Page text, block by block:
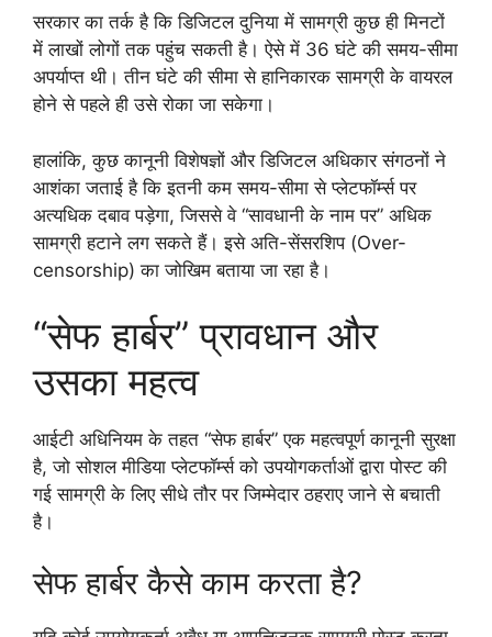
सरकार का तर्क है कि डिजिटल दुनिया में सामग्री कुछ ही मिनटों
में लाखों लोगों तक पहुंच सकती है। ऐसे में 36 घंटे की समय-सीमा
अपर्याप्त थी। तीन घंटे की सीमा से हानिकारक सामग्री के वायरल
होने से पहले ही उसे रोका जा सकेगा।
हालांकि, कुछ कानूनी विशेषज्ञों और डिजिटल अधिकार संगठनों ने
आशंका जताई है कि इतनी कम समय-सीमा से प्लेटफॉर्म्स पर
अत्यधिक दबाव पड़ेगा, जिससे वे “सावधानी के नाम पर” अधिक
सामग्री हटाने लग सकते हैं। इसे अति-सेंसरशिप (Over-
censorship) का जोखिम बताया जा रहा है।
“सेफ हार्बर” प्रावधान और
उसका महत्व
आईटी अधिनियम के तहत “सेफ हार्बर” एक महत्वपूर्ण कानूनी सुरक्षा
है, जो सोशल मीडिया प्लेटफॉर्म्स को उपयोगकर्ताओं द्वारा पोस्ट की
गई सामग्री के लिए सीधे तौर पर जिम्मेदार ठहराए जाने से बचाती
है।
सेफ हार्बर कैसे काम करता है?